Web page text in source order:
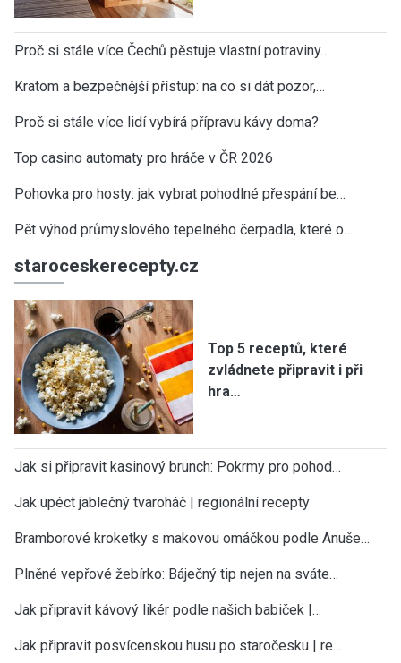
Proč si stále více Čechů pěstuje vlastní potraviny…
Kratom a bezpečnější přístup: na co si dát pozor,…
Proč si stále více lidí vybírá přípravu kávy doma?
Top casino automaty pro hráče v ČR 2026
Pohovka pro hosty: jak vybrat pohodlné přespání be…
Pět výhod průmyslového tepelného čerpadla, které o…
staroceskerecepty.cz
Top 5 receptů, které
zvládnete připravit i při
hra…
Jak si připravit kasinový brunch: Pokrmy pro pohod…
Jak upéct jablečný tvaroháč | regionální recepty
Bramborové kroketky s makovou omáčkou podle Anuše…
Plněné vepřové žebírko: Báječný tip nejen na sváte…
Jak připravit kávový likér podle našich babiček |…
Jak připravit posvícenskou husu po staročesku | re…